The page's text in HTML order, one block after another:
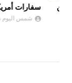
سفارات
شمس اليوم نيوز 24